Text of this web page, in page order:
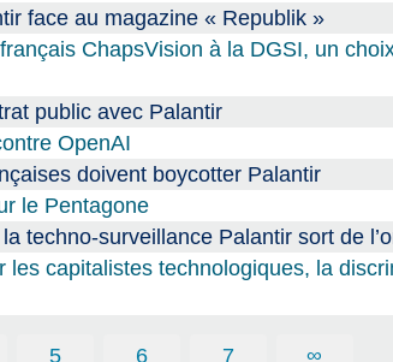
face au magazine « Republik »
ChapsVision à la DGSI, un
public avec Palantir
OpenAI
doivent boycotter Palantir
le Pentagone
techno-surveillance Palantir sort de
capitalistes technologiques, la
5 6 7 ∞